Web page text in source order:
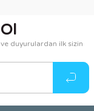
duyurulardan ilk sizin